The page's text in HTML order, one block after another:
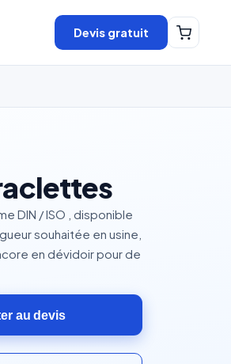
Devis gratuit
DIN / ISO , disponible
souhaitée en usine,
en dévidoir pour de
au devis